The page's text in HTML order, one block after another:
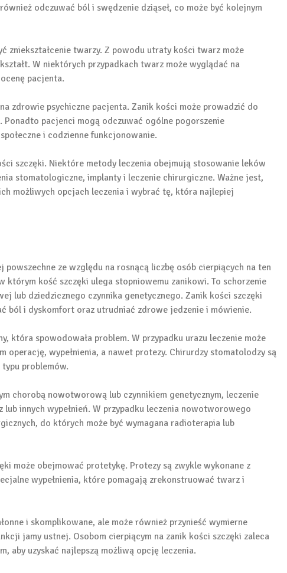
odczuwać ból i swędzenie dziąseł, co może być kolejnym
zniekształcenie twarzy. Z powodu utraty kości twarz może
W niektórych przypadkach twarz może wyglądać na
pacjenta.
zdrowie psychiczne pacjenta. Zanik kości może prowadzić do
pacjenci mogą odczuwać ogólne pogorszenie
i codzienne funkcjonowanie.
szczęki. Niektóre metody leczenia obejmują stosowanie leków
stomatologiczne, implanty i leczenie chirurgiczne. Ważne jest,
możliwych opcjach leczenia i wybrać tę, która najlepiej
powszechne ze względu na rosnącą liczbę osób cierpiących na ten
którym kość szczęki ulega stopniowemu zanikowi. To schorzenie
lub dziedzicznego czynnika genetycznego. Zanik kości szczęki
ból i dyskomfort oraz utrudniać zdrowe jedzenie i mówienie.
która spowodowała problem. W przypadku urazu leczenie może
operację, wypełnienia, a nawet protezy. Chirurdzy stomatolodzy są
problemów.
chorobą nowotworową lub czynnikiem genetycznym, leczenie
innych wypełnień. W przypadku leczenia nowotworowego
do których może być wymagana radioterapia lub
może obejmować protetykę. Protezy są zwykle wykonane z
wypełnienia, które pomagają zrekonstruować twarz i
i skomplikowane, ale może również przynieść wymierne
jamy ustnej. Osobom cierpiącym na zanik kości szczęki zaleca
aby uzyskać najlepszą możliwą opcję leczenia.